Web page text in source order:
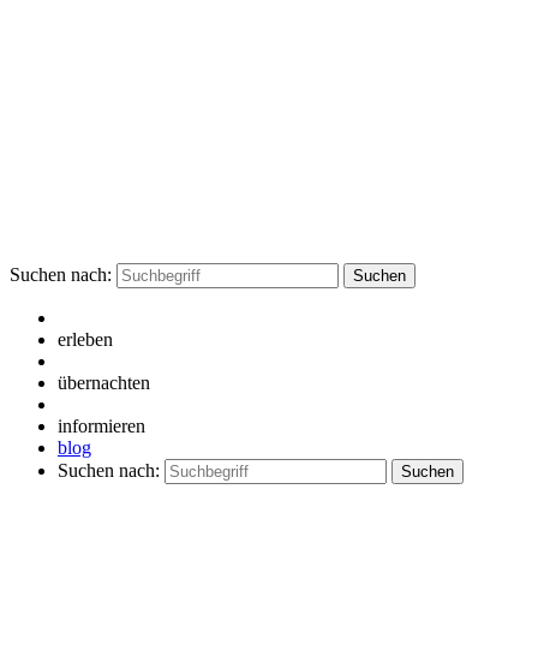
Suchen nach:
erleben
übernachten
informieren
blog
Suchen nach: